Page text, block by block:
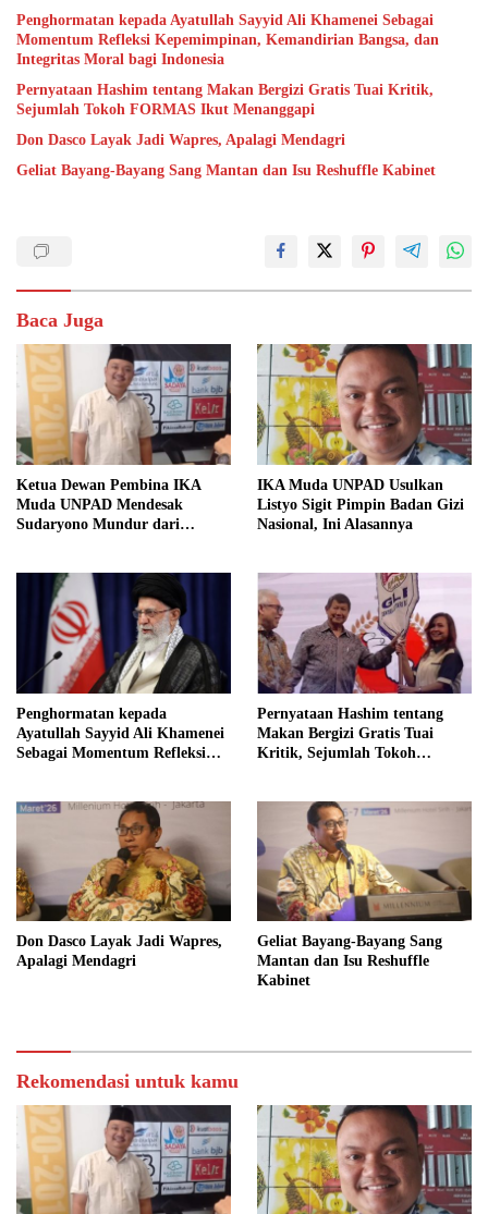
Penghormatan kepada Ayatullah Sayyid Ali Khamenei Sebagai
Momentum Refleksi Kepemimpinan, Kemandirian Bangsa, dan
Integritas Moral bagi Indonesia
Pernyataan Hashim tentang Makan Bergizi Gratis Tuai Kritik,
Sejumlah Tokoh FORMAS Ikut Menanggapi
Don Dasco Layak Jadi Wapres, Apalagi Mendagri
Geliat Bayang-Bayang Sang Mantan dan Isu Reshuffle Kabinet
Baca Juga
Ketua Dewan Pembina IKA
Muda UNPAD Mendesak
Sudaryono Mundur dari
Independensi Badan Gizi
Nasional
IKA Muda UNPAD Usulkan
Listyo Sigit Pimpin Badan Gizi
Nasional, Ini Alasannya
Penghormatan kepada
Ayatullah Sayyid Ali Khamenei
Sebagai Momentum Refleksi
bagi Indonesia
Pernyataan Hashim tentang
Makan Bergizi Gratis Tuai
Kritik, Sejumlah Tokoh
Don Dasco Layak Jadi Wapres,
Apalagi Mendagri
Geliat Bayang-Bayang Sang
Mantan dan Isu Reshuffle
Kabinet
Rekomendasi untuk kamu